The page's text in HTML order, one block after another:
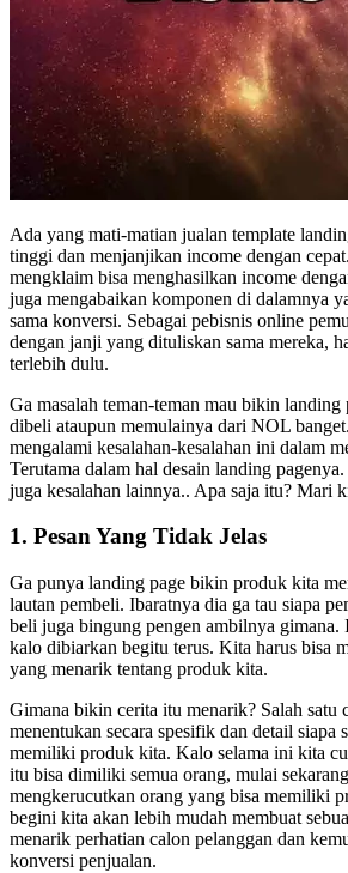
Ada yang mati-matian jualan template
tinggi dan menjanjikan income dengan
mengklaim bisa menghasilkan income
juga mengabaikan komponen di dalamnya
sama konversi. Sebagai pebisnis online
dengan janji yang dituliskan sama mereka,
terlebih dulu.
Ga masalah teman-teman mau bikin landing
dibeli ataupun memulainya dari NOL
mengalami kesalahan-kesalahan ini dalam
Terutama dalam hal desain landing
juga kesalahan lainnya.. Apa saja itu? Mari
1. Pesan Yang Tidak Jelas
Ga punya landing page bikin produk kita
lautan pembeli. Ibaratnya dia ga tau siapa
beli juga bingung pengen ambilnya gimana.
kalo dibiarkan begitu terus. Kita harus bisa
yang menarik tentang produk kita.
Gimana bikin cerita itu menarik? Salah satu
menentukan secara spesifik dan detail siapa
memiliki produk kita. Kalo selama ini kita
itu bisa dimiliki semua orang, mulai
mengkerucutkan orang yang bisa memiliki
begini kita akan lebih mudah membuat
menarik perhatian calon pelanggan dan
konversi penjualan.